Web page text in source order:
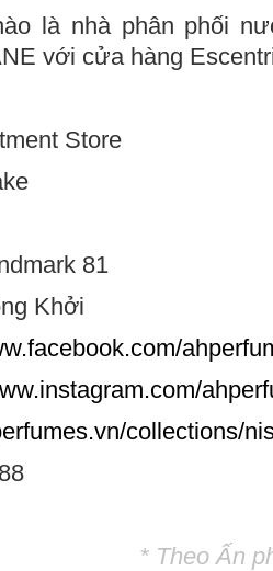
là nhà phân phối
với cửa hàng
Store
81
Khởi
collections/
* Theo Ấn